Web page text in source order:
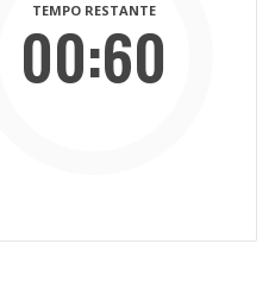
00:60
TEMPO RESTANTE